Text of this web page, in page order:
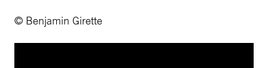
© Benjamin Girette